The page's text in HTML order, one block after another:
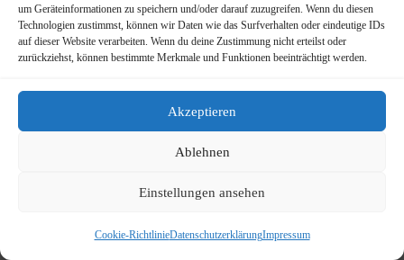
um Geräteinformationen zu speichern und/oder darauf zuzugreifen. Wenn du diesen
Technologien zustimmst, können wir Daten wie das Surfverhalten oder eindeutige IDs
auf dieser Website verarbeiten. Wenn du deine Zustimmung nicht erteilst oder
zurückziehst, können bestimmte Merkmale und Funktionen beeinträchtigt werden.
Akzeptieren
Ablehnen
Einstellungen ansehen
Cookie-RichtlinieDatenschutzerklärungImpressum
(Haus der Begegnung St. Peter Vilich) 8. November 2023
Martinszug 2023 3. November 2023
19.10.2023: Rundgang durch Geislar mit Vertretern der FDP
Terminankündigung: Rundgang durch Geislar mit
am Donnerstag, den 19.10.2023 14. Oktober 2023
Kita Rheindampfer sucht eine Küchen- bzw. Spülkraft